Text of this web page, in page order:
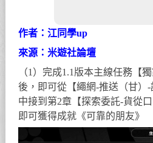
作者：江同學up
來源：米遊社論壇
（1）完成1.1版本主線任務【
後，即可從【繩網-推送（甘）-
中接到第2章【探索委託-貨從
即可獲得成就《可靠的朋友》